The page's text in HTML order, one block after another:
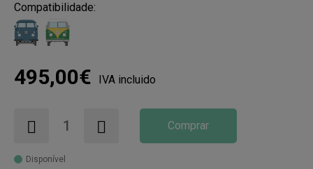
Compatibilidade:
495,00€ IVA incluido
Comprar
Disponível